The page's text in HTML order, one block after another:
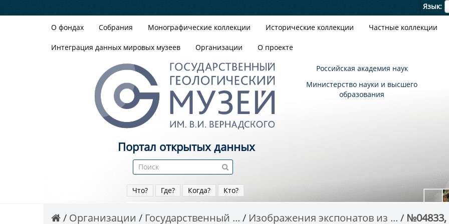
Язык
О фондах Собрания Монографические коллекции Исторические коллекции Частные коллекции
Интеграция данных мировых музеев Организации О проекте
Российская академия наук
Министерство науки и высшего
образования
Портал открытых данных
Что? Где? Когда? Кто?
Организации Государственный ... Изображения экспонатов из ... №04833,